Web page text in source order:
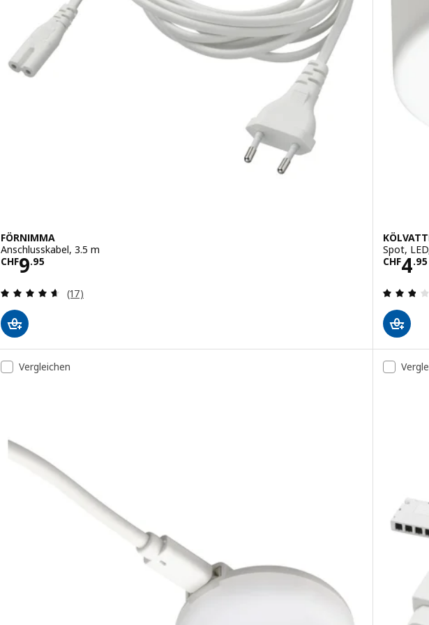
FÖRNIMMA
Anschlusskabel, 3.5 m
CHF9.95
Preis CHF 9.95
Bewertungen: 4.6 von 5 Sternen. Bewertungen insgesamt:
(17)
Spot,
CHF4.95
Vergleichen